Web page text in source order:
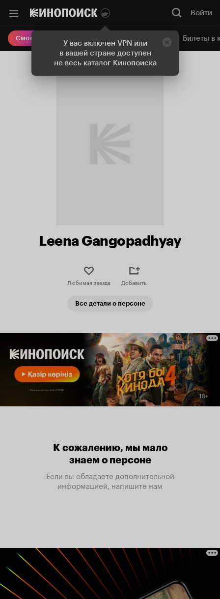
У вас включен VPN или
в вашей стране доступен
не весь каталог Кинопоиска
Войти
Смотреть кино Онлайн-кинотеатр Билеты в
Leena Gangopadhyay
Любимая звезда Добавить
Все детали о персоне
К сожалению, мы мало
знаем о персоне
Если вы обладаете дополнительной
информацией, напишите нам